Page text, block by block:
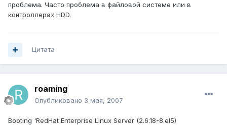
проблема. Часто проблема в файловой системе или в
контроллерах HDD.
Цитата
roaming
Опубликовано 3 мая, 2007
Booting 'RedHat Enterprise Linux Server (2.6.18-8.el5)